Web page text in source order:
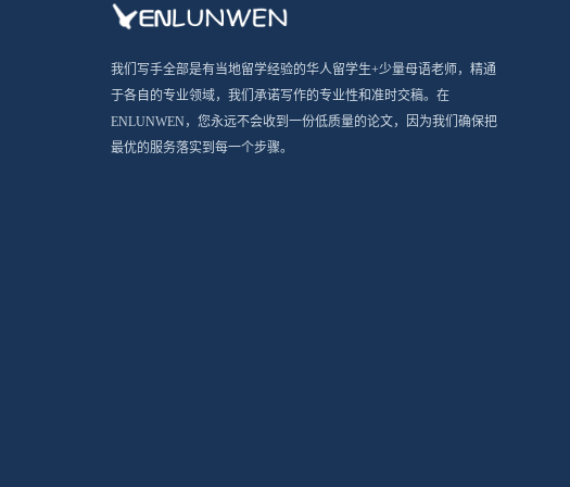
我们写手全部是有当地留学经验的华人留学生+少量母语老师，精通
于各自的专业领域，我们承诺写作的专业性和准时交稿。在
ENLUNWEN，您永远不会收到一份低质量的论文，因为我们确保把
最优的服务落实到每一个步骤。